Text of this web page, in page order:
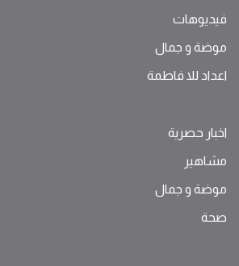
فيديوهات
موضة ‫و‬ ‫‬‫جمال‬
اعداد للا فاطمة
اخبار حصرية
مشاهير
موضة ‫و‬ ‫‬‫جمال‬
صحة